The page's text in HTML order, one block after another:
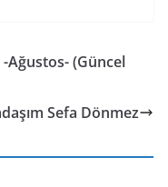
-Ağustos- (Güncel
Sefa Dönmez